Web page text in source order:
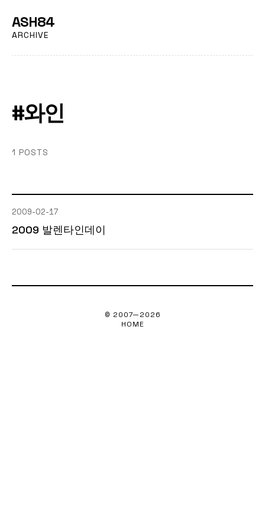
ASH84
ARCHIVE
#와인
1 POSTS
2009-02-17
2009 발렌타인데이
© 2007—2026
HOME